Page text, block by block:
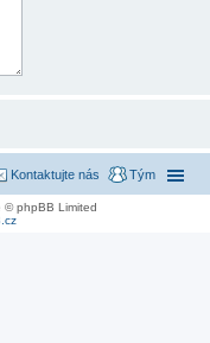
Tým
Kontaktujte nás
© phpBB Limited